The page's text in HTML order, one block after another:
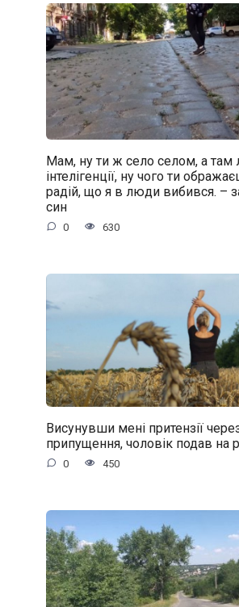
Мам, ну ти ж село селом, а там
інтелігенції, ну чого ти
радій, що я в люди вибився. –
син
0 630
Висунувши мені притензії
припущення, чоловік подав на
0 450